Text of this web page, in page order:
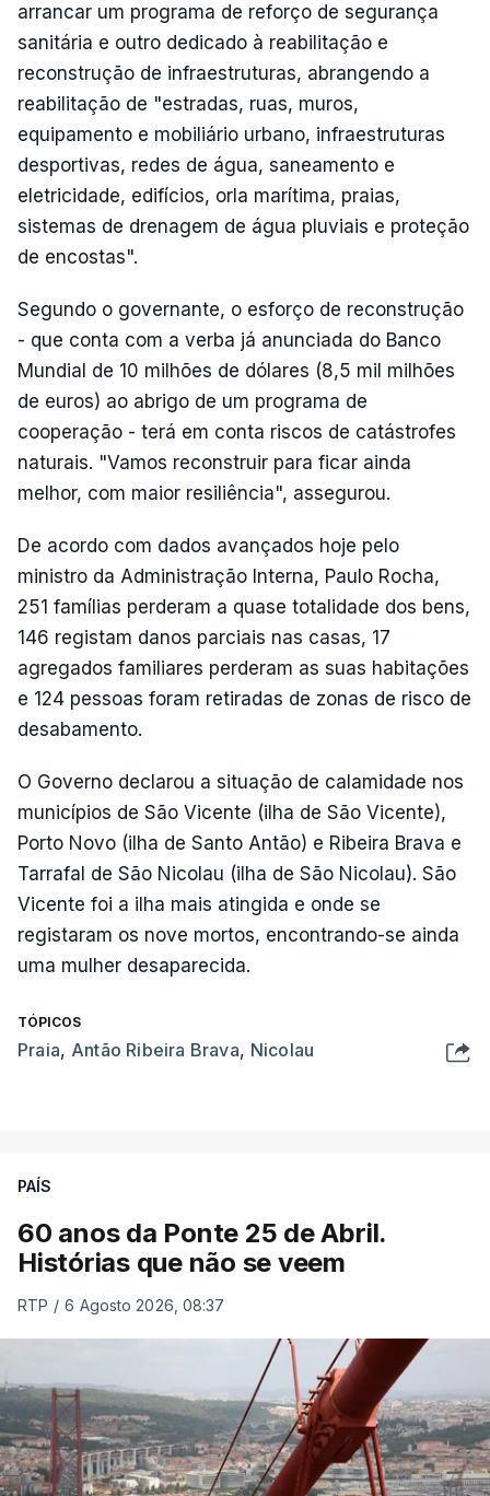
arrancar um programa de reforço de segurança
sanitária e outro dedicado à reabilitação e
reconstrução de infraestruturas, abrangendo a
reabilitação de "estradas, ruas, muros,
equipamento e mobiliário urbano, infraestruturas
desportivas, redes de água, saneamento e
eletricidade, edifícios, orla marítima, praias,
sistemas de drenagem de água pluviais e proteção
de encostas".
Segundo o governante, o esforço de reconstrução
- que conta com a verba já anunciada do Banco
Mundial de 10 milhões de dólares (8,5 mil milhões
de euros) ao abrigo de um programa de
cooperação - terá em conta riscos de catástrofes
naturais. "Vamos reconstruir para ficar ainda
melhor, com maior resiliência", assegurou.
De acordo com dados avançados hoje pelo
ministro da Administração Interna, Paulo Rocha,
251 famílias perderam a quase totalidade dos bens,
146 registam danos parciais nas casas, 17
agregados familiares perderam as suas habitações
e 124 pessoas foram retiradas de zonas de risco de
desabamento.
O Governo declarou a situação de calamidade nos
municípios de São Vicente (ilha de São Vicente),
Porto Novo (ilha de Santo Antão) e Ribeira Brava e
Tarrafal de São Nicolau (ilha de São Nicolau). São
Vicente foi a ilha mais atingida e onde se
registaram os nove mortos, encontrando-se ainda
uma mulher desaparecida.
TÓPICOS
Praia, Antão Ribeira Brava, Nicolau
PAÍS
60 anos da Ponte 25 de Abril.
Histórias que não se veem
RTP / 6 Agosto 2026, 08:37